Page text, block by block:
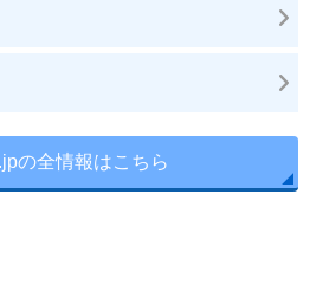
の全情報はこちら